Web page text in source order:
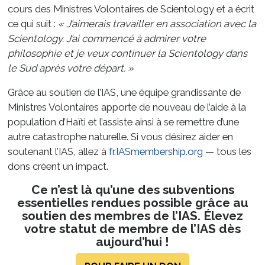
cours des Ministres Volontaires de Scientology et a écrit
ce qui suit : « J’aimerais travailler en association avec la
Scientology. J’ai commencé à admirer votre
philosophie et je veux continuer la Scientology dans
le Sud après votre départ. »
Grâce au soutien de l’IAS, une équipe grandissante de
Ministres Volontaires apporte de nouveau de l’aide à la
population d’Haïti et l’assiste ainsi à se remettre d’une
autre catastrophe naturelle. Si vous désirez aider en
soutenant l’IAS, allez à fr.IASmembership.org — tous les
dons créent un impact.
Ce n’est là qu’une des subventions
essentielles rendues possible grâce au
soutien des membres de l’IAS. Élevez
votre statut de membre de l’IAS dès
aujourd’hui !